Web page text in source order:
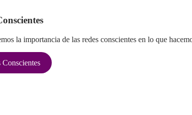
la importancia de las redes conscientes en lo que
Conscientes